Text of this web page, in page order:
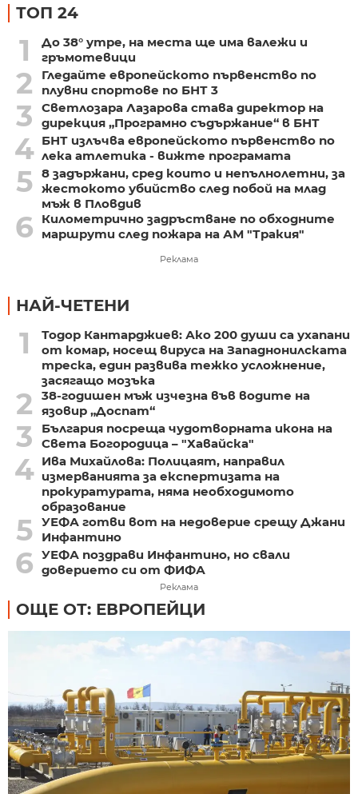
ТОП 24
1
До 38° утре, на места ще има валежи и
гръмотевици
2
Гледайте европейското първенство по
плувни спортове по БНТ 3
3
Светлозара Лазарова става директор на
дирекция „Програмно съдържание“ в БНТ
4 БНТ излъчва европейското първенство по
лека атлетика - вижте програмата
5 8 задържани, сред които и непълнолетни, за
жестокото убийство след побой на млад
мъж в Пловдив
6
Километрично задръстване по обходните
маршрути след пожара на АМ "Тракия"
Реклама
НАЙ-ЧЕТЕНИ
1
Тодор Кантарджиев: Ако 200 души са ухапани
от комар, носещ вируса на Западнонилската
треска, един развива тежко усложнение,
засягащо мозъка
2
38-годишен мъж изчезна във водите на
язовир „Доспат“
3
България посреща чудотворната икона на
Света Богородица – "Хавайска"
4 Ива Михайлова: Полицаят, направил
измерванията за експертизата на
прокуратурата, няма необходимото
образование
5 УЕФА готви вот на недоверие срещу Джани
Инфантино
6 УЕФА поздрави Инфантино, но свали
доверието си от ФИФА
Реклама
ОЩЕ ОТ: ЕВРОПЕЙЦИ